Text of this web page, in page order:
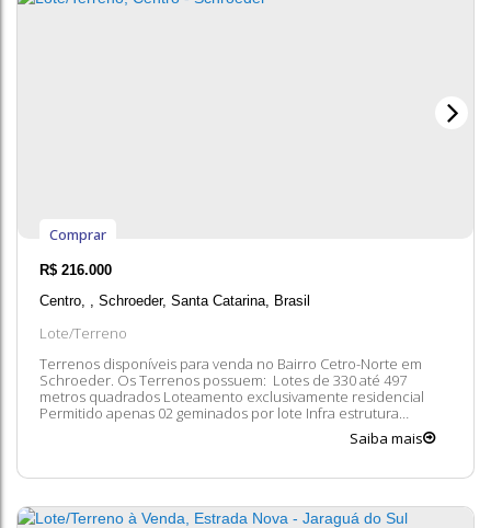
Lote/Terreno
R$ 216.000
Centro
Schroeder, Santa Catarina Brasil
Terrenos disponíveis para venda no Bairro Cetro-Norte em
Schroeder. Os Terrenos possuem: Lotes de 330 até 497
metros quadrados Loteamento exclusivamente residencial
Permitido apenas 02 geminados por lote Infra estrutura
completa, pronto para construir. Parcelamento em até 120
Comprar
Saiba mais